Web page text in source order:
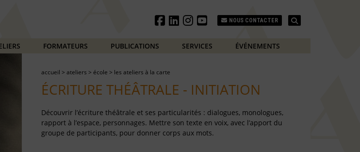
NOUS CONTACTER
FORMATEURS PUBLICATIONS SERVICES ÉVÉNEMENTS
accueil > ateliers > école > les ateliers à la carte
ÉCRITURE THÉÂTRALE - INITIATION
Découvrir l’écriture théâtrale et ses particularités : dialogues, monologues,
rapport à l’espace, personnages. Mettre son texte en voix, avec l’apport du
groupe de participants, pour donner corps aux mots.